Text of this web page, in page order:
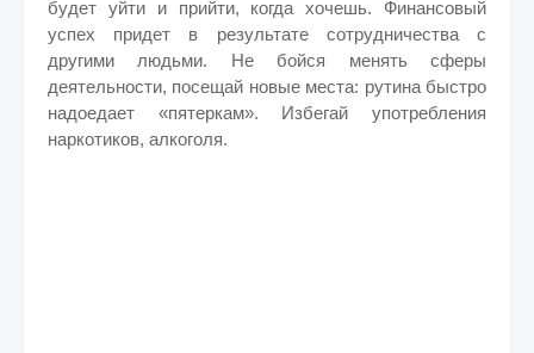
будет уйти и прийти, когда хочешь. Финансовый
успех придет в результате сотрудничества с
другими людьми. Не бойся менять сферы
деятельности, посещай новые места: рутина быстро
надоедает «пятеркам». Избегай употребления
наркотиков, алкоголя.